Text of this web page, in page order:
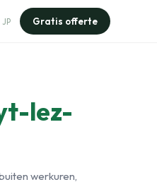
JP Gratis offerte
lez-
werkuren,